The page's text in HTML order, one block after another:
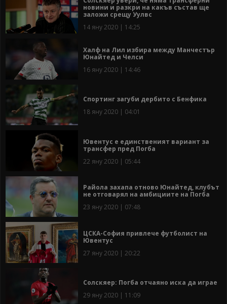
новини и разкри на какъв състав ще
заложи срещу Уулвс
14 яну 2020 | 14:25
Халф на Лил избира между Манчестър
Юнайтед и Челси
16 яну 2020 | 14:46
Спортинг загуби дербито с Бенфика
18 яну 2020 | 04:01
Ювентус е единственият вариант за
трансфер пред Погба
22 яну 2020 | 05:44
Райола захапа отново Юнайтед, клубът
не отговарял на амбициите на Погба
23 яну 2020 | 07:48
ЦСКА-София привлече футболист на
Ювентус
27 яну 2020 | 20:22
Солскяер: Погба отчаяно иска да играе
29 яну 2020 | 11:09